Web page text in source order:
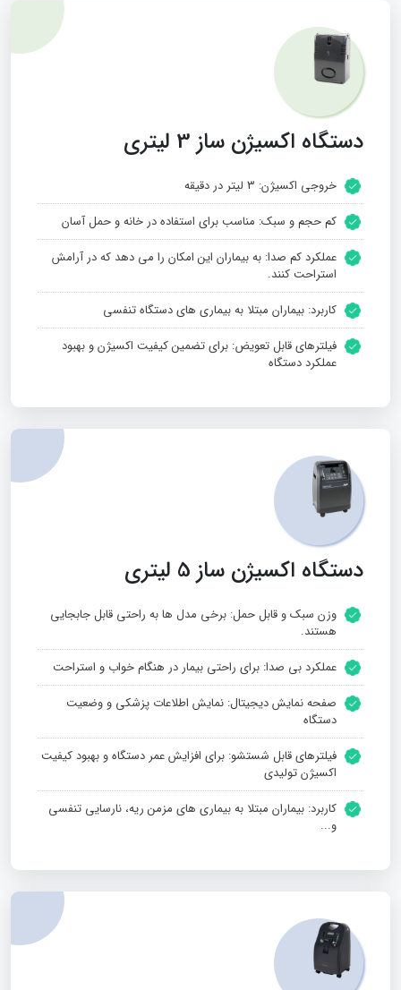
دستگاه اکسیژن ساز 3 لیتری
خروجی اکسیژن: 3 لیتر در دقیقه
کم حجم و سبک: مناسب برای استفاده در خانه و حمل آسان
عملکرد کم صدا: به بیماران این امکان را می‌ دهد که در آرامش
استراحت کنند.
کاربرد: بیماران مبتلا به بیماری‌ های دستگاه تنفسی
فیلترهای قابل تعویض: برای تضمین کیفیت اکسیژن و بهبود
عملکرد دستگاه
دستگاه اکسیژن ساز 5 لیتری
وزن سبک و قابل حمل: برخی مدل‌ ها به راحتی قابل جابجایی
هستند.
عملکرد بی‌ صدا: برای راحتی بیمار در هنگام خواب و استراحت
صفحه نمایش دیجیتال: نمایش اطلاعات پزشکی و وضعیت
دستگاه
فیلترهای قابل شستشو: برای افزایش عمر دستگاه و بهبود کیفیت
اکسیژن تولیدی
کاربرد: بیماران مبتلا به بیماری‌ های مزمن ریه، نارسایی تنفسی
و...